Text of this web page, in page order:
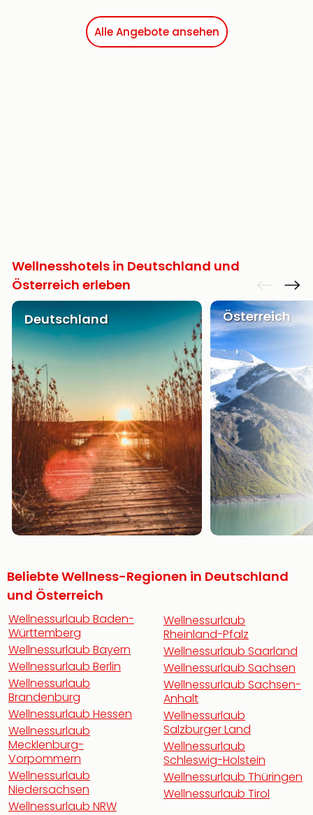
Alle Angebote ansehen
Wellnesshotels in Deutschland und
Österreich erleben
Deutschland
Österreich
Beliebte Wellness-Regionen in Deutschland
und Österreich
Wellnessurlaub Baden-
Württemberg
Wellnessurlaub Bayern
Wellnessurlaub Berlin
Wellnessurlaub
Brandenburg
Wellnessurlaub Hessen
Wellnessurlaub
Mecklenburg-
Vorpommern
Wellnessurlaub
Niedersachsen
Wellnessurlaub NRW
Wellnessurlaub
Rheinland-Pfalz
Wellnessurlaub Saarland
Wellnessurlaub Sachsen
Wellnessurlaub Sachsen-
Anhalt
Wellnessurlaub
Salzburger Land
Wellnessurlaub
Schleswig-Holstein
Wellnessurlaub Thüringen
Wellnessurlaub Tirol